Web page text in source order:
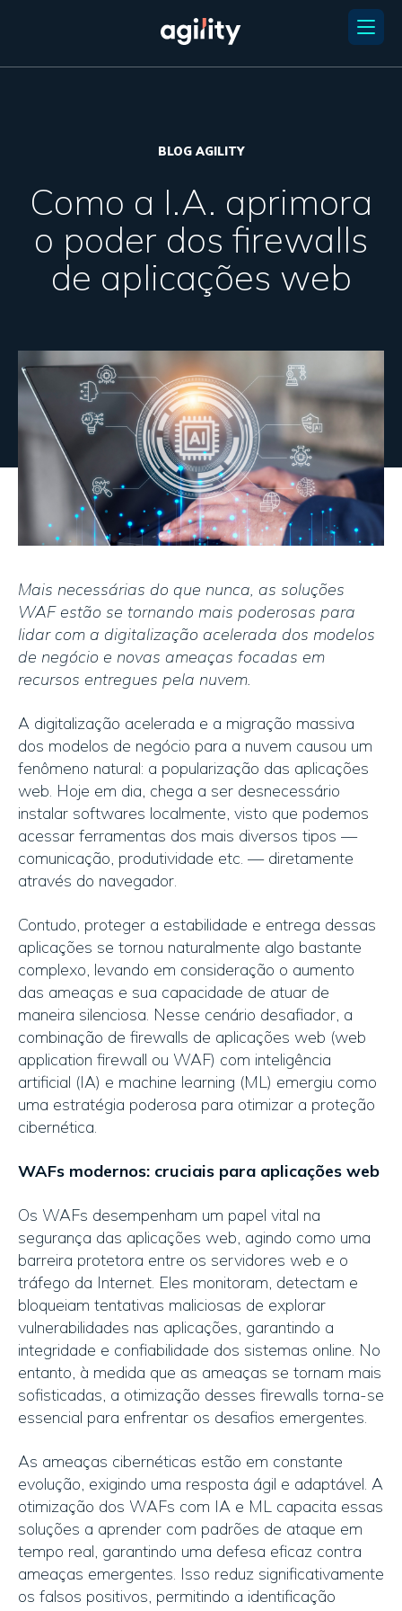
BLOG AGILITY
Como a I.A. aprimora
o poder dos firewalls
de aplicações web
Mais necessárias do que nunca, as soluções
WAF estão se tornando mais poderosas para
lidar com a digitalização acelerada dos modelos
de negócio e novas ameaças focadas em
recursos entregues pela nuvem.
A digitalização acelerada e a migração massiva
dos modelos de negócio para a nuvem causou um
fenômeno natural: a popularização das aplicações
web. Hoje em dia, chega a ser desnecessário
instalar softwares localmente, visto que podemos
acessar ferramentas dos mais diversos tipos —
comunicação, produtividade etc. — diretamente
através do navegador.
Contudo, proteger a estabilidade e entrega dessas
aplicações se tornou naturalmente algo bastante
complexo, levando em consideração o aumento
das ameaças e sua capacidade de atuar de
maneira silenciosa. Nesse cenário desafiador, a
combinação de firewalls de aplicações web (web
application firewall ou WAF) com inteligência
artificial (IA) e machine learning (ML) emergiu como
uma estratégia poderosa para otimizar a proteção
cibernética.
WAFs modernos: cruciais para aplicações web
Os WAFs desempenham um papel vital na
segurança das aplicações web, agindo como uma
barreira protetora entre os servidores web e o
tráfego da Internet. Eles monitoram, detectam e
bloqueiam tentativas maliciosas de explorar
vulnerabilidades nas aplicações, garantindo a
integridade e confiabilidade dos sistemas online. No
entanto, à medida que as ameaças se tornam mais
sofisticadas, a otimização desses firewalls torna-se
essencial para enfrentar os desafios emergentes.
As ameaças cibernéticas estão em constante
evolução, exigindo uma resposta ágil e adaptável. A
otimização dos WAFs com IA e ML capacita essas
soluções a aprender com padrões de ataque em
tempo real, garantindo uma defesa eficaz contra
ameaças emergentes. Isso reduz significativamente
os falsos positivos, permitindo a identificação